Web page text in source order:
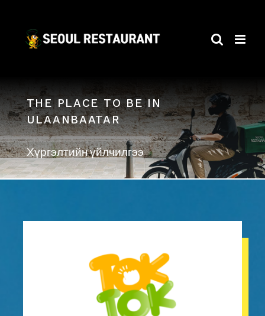
content
THE PLACE TO BE IN
ULAANBAATAR
Хүргэлтийн үйлчилгээ